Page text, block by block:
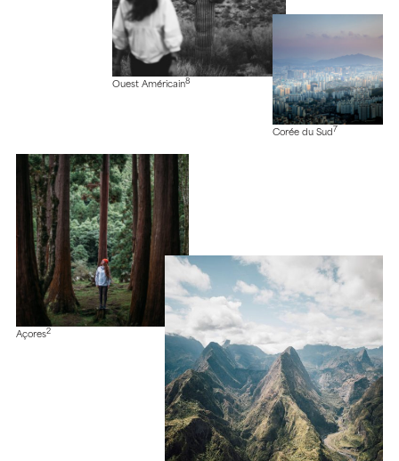
Ouest Américain8
Corée du Sud 7
Açores2